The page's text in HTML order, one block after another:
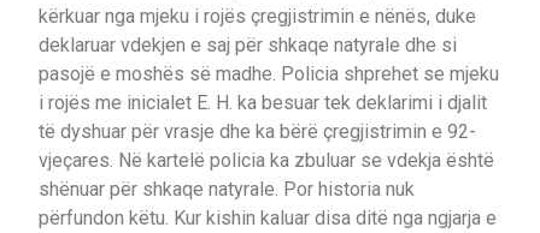
kërkuar nga mjeku i rojës çregjistrimin e nënës, duke
deklaruar vdekjen e saj për shkaqe natyrale dhe si
pasojë e moshës së madhe. Policia shprehet se mjeku
i rojës me inicialet E. H. ka besuar tek deklarimi i djalit
të dyshuar për vrasje dhe ka bërë çregjistrimin e 92-
vjeçares. Në kartelë policia ka zbuluar se vdekja është
shënuar për shkaqe natyrale. Por historia nuk
përfundon këtu. Kur kishin kaluar disa ditë nga ngjarja e